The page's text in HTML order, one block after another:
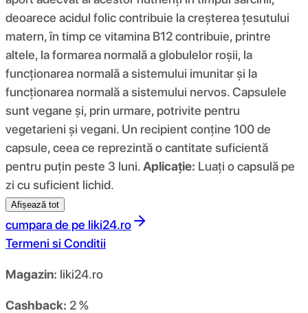
deoarece acidul folic contribuie la creșterea țesutului
matern, în timp ce vitamina B12 contribuie, printre
altele, la formarea normală a globulelor roșii, la
funcționarea normală a sistemului imunitar și la
funcționarea normală a sistemului nervos. Capsulele
sunt vegane și, prin urmare, potrivite pentru
vegetarieni și vegani. Un recipient conține 100 de
capsule, ceea ce reprezintă o cantitate suficientă
pentru puțin peste 3 luni.Aplicație: Luați o capsulă pe
zi cu suficient lichid.
Afișează tot
cumpara de pe liki24.ro
Termeni si Conditii
Magazin: liki24.ro
Cashback: 2 %